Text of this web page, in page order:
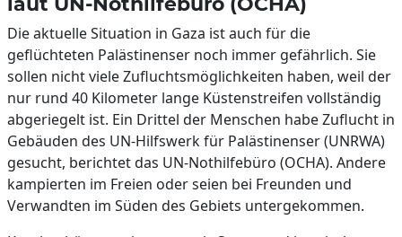
Die aktuelle Situation in Gaza ist auch für die
geflüchteten Palästinenser noch immer gefährlich. Sie
sollen nicht viele Zufluchtsmöglichkeiten haben, weil der
nur rund 40 Kilometer lange Küstenstreifen vollständig
abgeriegelt ist. Ein Drittel der Menschen habe Zuflucht in
Gebäuden des UN-Hilfswerk für Palästinenser (UNRWA)
gesucht, berichtet das UN-Nothilfebüro (OCHA). Andere
kampierten im Freien oder seien bei Freunden und
Verwandten im Süden des Gebiets untergekommen.